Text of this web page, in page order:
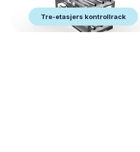
Tre-etasjers kontrollrack
Tre-etasjers kontrollrack